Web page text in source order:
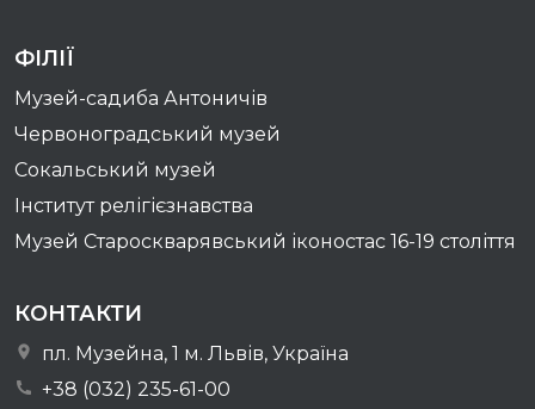
ФІЛІЇ
Музей-садиба Антоничів
Червоноградський музей
Сокальський музей
Інститут релігієзнавства
Музей Староскварявський іконостас 16-19 cтоліття
КОНТАКТИ
пл. Музейна, 1 м. Львів, Україна
+38 (032) 235-61-00